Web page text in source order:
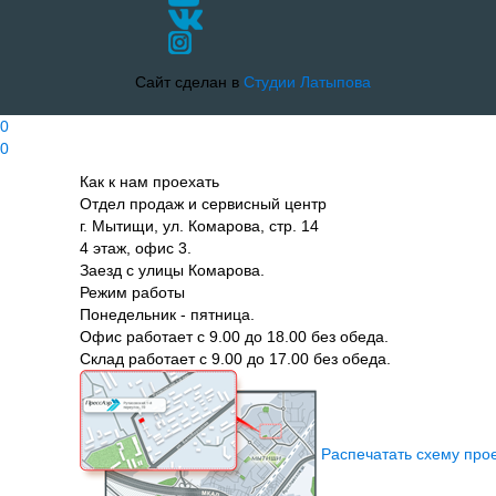
Сайт сделан в Студии Латыпова
0
0
Как к нам проехать
Отдел продаж и сервисный центр
г. Мытищи, ул. Комарова, стр. 14
4 этаж, офис 3.
Заезд с улицы Комарова.
Режим работы
Понедельник - пятница.
Офис работает с 9.00 до 18.00 без обеда.
Склад работает с 9.00 до 17.00 без обеда.
Распечатать схему